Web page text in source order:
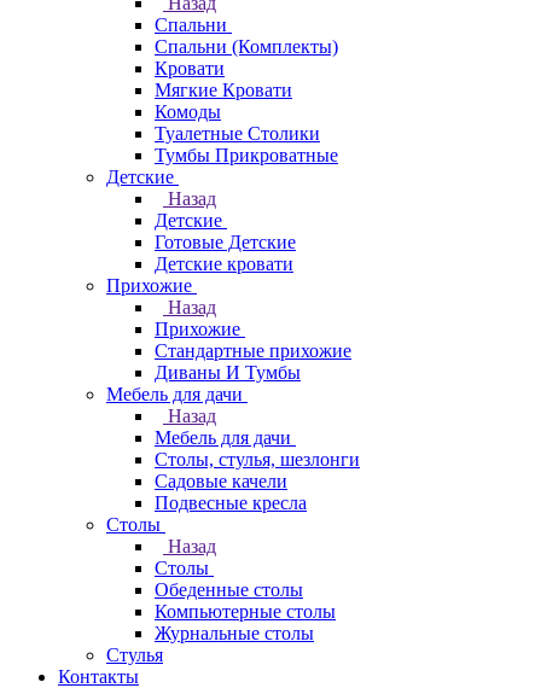
Спальни
Спальни (Комплекты)
Кровати
Мягкие Кровати
Комоды
Туалетные Столики
Тумбы Прикроватные
Детские
Назад
Детские
Готовые Детские
Детские кровати
Прихожие
Назад
Прихожие
Стандартные прихожие
Диваны И Тумбы
Мебель для дачи
Назад
Мебель для дачи
Столы, стулья, шезлонги
Садовые качели
Подвесные кресла
Столы
Назад
Столы
Обеденные столы
Компьютерные столы
Журнальные столы
Стулья
Контакты